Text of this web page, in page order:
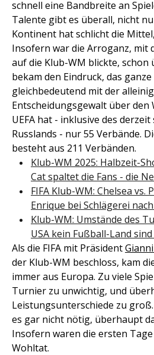
schnell eine Bandbreite an
Talente gibt es überall, nicht
Kontinent hat schlicht die
Insofern war die Arroganz, mit
auf die Klub-WM blickte, schon
bekam den Eindruck, das ganze
gleichbedeutend mit der
Entscheidungsgewalt über den
UEFA hat - inklusive des
Russlands - nur 55 Verbände.
besteht aus 211 Verbänden.
Klub-WM 2025: Halbzeit-
Cat spaltet die Fans - die
FIFA Klub-WM: Chelsea vs.
Enrique bei Schlägerei
Klub-WM: Umstände des
USA kein Fußball-Land
Als die FIFA mit Präsident
der Klub-WM beschloss, kam
immer aus Europa. Zu viele
Turnier zu unwichtig, und
Leistungsunterschiede zu
es gar nicht nötig, überhaupt
Insofern waren die ersten
Wohltat.